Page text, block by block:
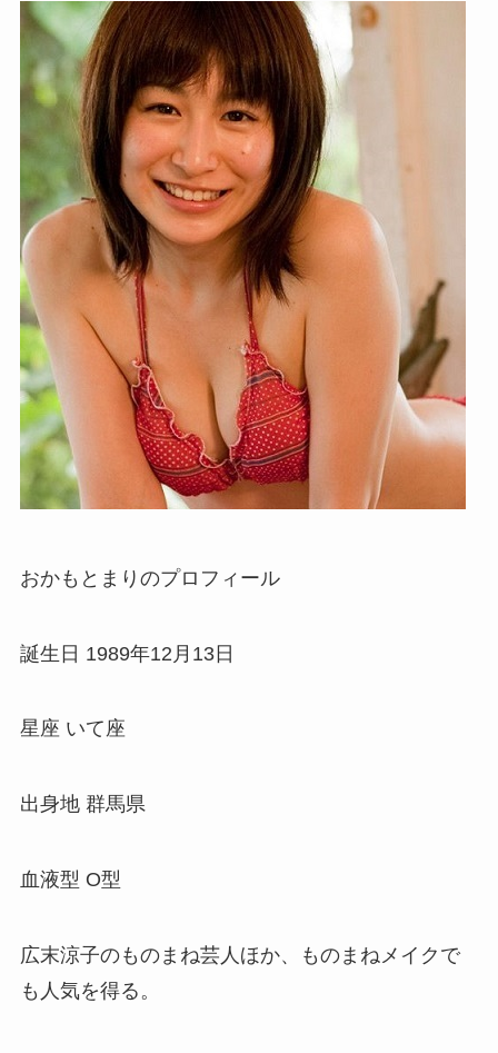
おかもとまりのプロフィール
誕生日 1989年12月13日
星座 いて座
出身地 群馬県
血液型 O型
広末涼子のものまね芸人ほか、ものまねメイクで
も人気を得る。